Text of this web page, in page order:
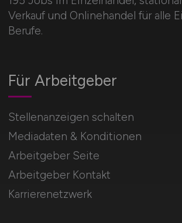
Verkauf und Onlinehandel für alle
Berufe.
Für Arbeitgeber
Stellenanzeigen schalten
Mediadaten & Konditionen
Arbeitgeber Seite
Arbeitgeber Kontakt
Karrierenetzwerk